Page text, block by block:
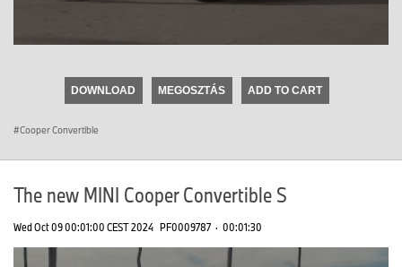
seconds
DOWNLOAD MEGOSZTÁS ADD TO CART
Cooper Convertible
The new MINI Cooper Convertible S
Wed Oct 09 00:01:00 CEST 2024 PF0009787 · 00:01:30